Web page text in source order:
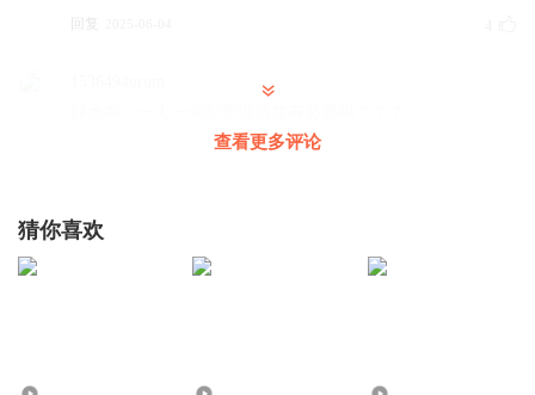
回复
会员还不行了，弄个白金会员！喜马拉雅这是不要脸了！不
知道买的会员能不能退？
你直接把文武百官都拉过来一人接一句就是一百集了，多省
查看更多评论
猜你喜欢